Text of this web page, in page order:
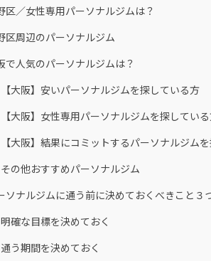
区／女性専用パーソナルジムは？
区周辺のパーソナルジム
で人気のパーソナルジムは？
【大阪】安いパーソナルジムを探している方
【大阪】女性専用パーソナルジムを探してい
【大阪】結果にコミットするパーソナルジム
その他おすすめパーソナルジム
ソナルジムに通う前に決めておくべきこと３
明確な目標を決めておく
通う期間を決めておく